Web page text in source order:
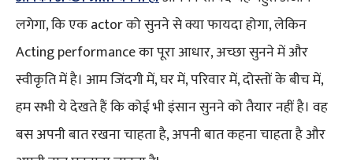
लगेगा, कि एक actor को सुनने से क्या फायदा होगा, लेकिन
Acting performance का पूरा आधार, अच्छा सुनने में और
स्वीकृति में है। आम जिंदगी में, घर में, परिवार में, दोस्तों के बीच में,
हम सभी ये देखते हैं कि कोई भी इंसान सुनने को तैयार नहीं है। वह
बस अपनी बात रखना चाहता है, अपनी बात कहना चाहता है और